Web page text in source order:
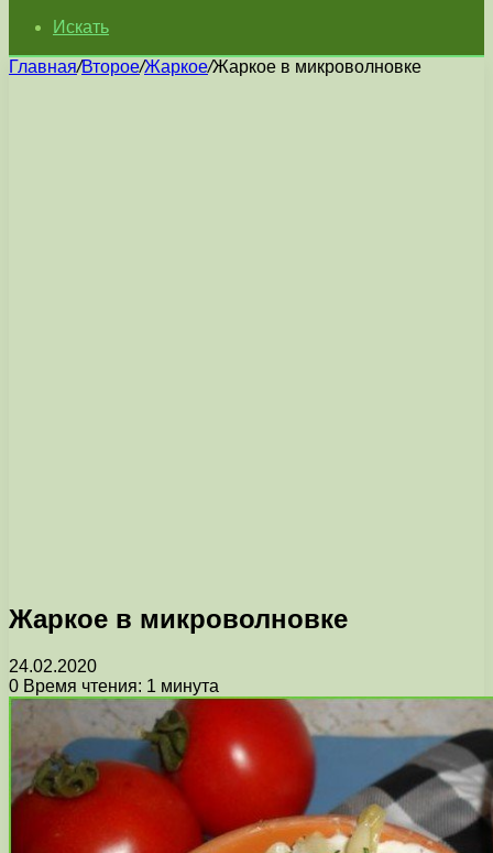
Искать
Главная/Второе/Жаркое/Жаркое в микроволновке
Жаркое в микроволновке
24.02.2020
0 Время чтения: 1 минута